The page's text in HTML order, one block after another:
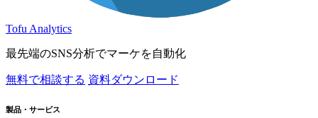
Tofu Analytics
最先端のSNS分析でマーケを自動化
無料で相談する 資料ダウンロード
製品・サービス